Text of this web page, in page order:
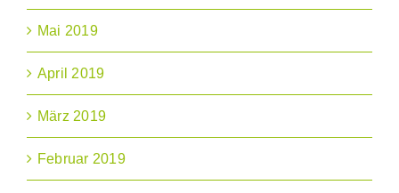
Mai 2019
April 2019
März 2019
Februar 2019